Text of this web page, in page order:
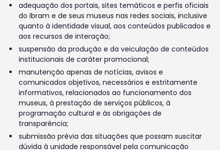
adequação dos portais, sites temáticos e perfis oficiais
do Ibram e de seus museus nas redes sociais, inclusive
quanto à identidade visual, aos conteúdos publicados e
aos recursos de interação;
suspensão da produção e da veiculação de conteúdos
institucionais de caráter promocional;
manutenção apenas de notícias, avisos e
comunicados objetivos, necessários e estritamente
informativos, relacionados ao funcionamento dos
museus, à prestação de serviços públicos, à
programação cultural e às obrigações de
transparência;
submissão prévia das situações que possam suscitar
dúvida à unidade responsável pela comunicação